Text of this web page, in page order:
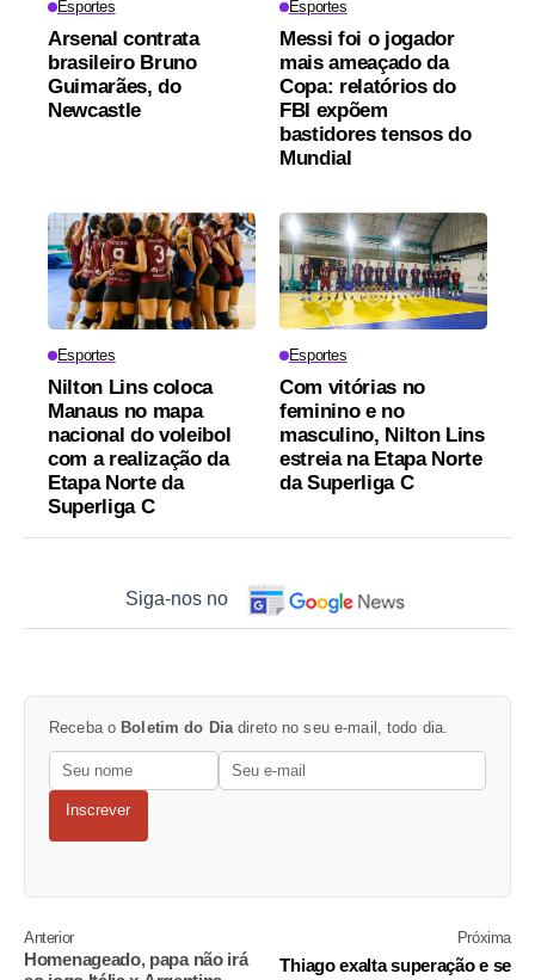
Esportes
Arsenal contrata
brasileiro Bruno
Guimarães, do
Newcastle
Esportes
Messi foi o jogador
mais ameaçado da
Copa: relatórios do
FBI expõem
bastidores tensos do
Mundial
Esportes
Nilton Lins coloca
Manaus no mapa
nacional do voleibol
com a realização da
Etapa Norte da
Superliga C
Esportes
Com vitórias no
feminino e no
masculino, Nilton Lins
estreia na Etapa Norte
da Superliga C
Siga-nos no
Receba o Boletim do Dia direto no seu e-mail, todo dia.
Inscrever
Anterior
Homenageado, papa não irá
Próxima
Thiago exalta superação e se